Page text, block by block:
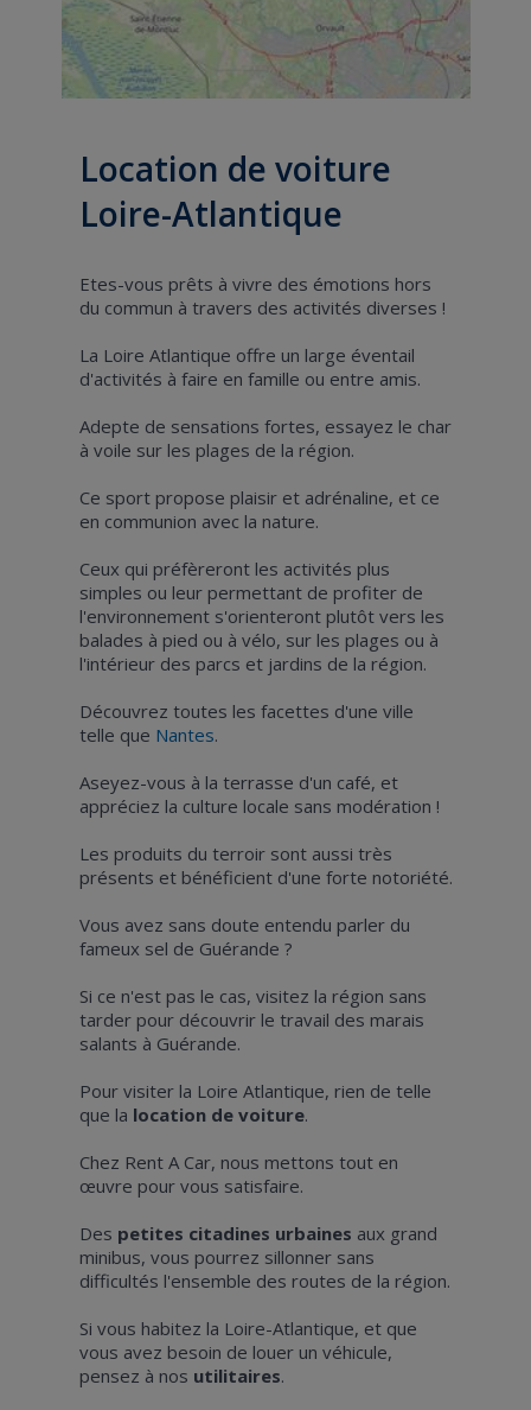
Location de voiture
Loire-Atlantique
Etes-vous prêts à vivre des émotions hors
du commun à travers des activités diverses !
La Loire Atlantique offre un large éventail
d'activités à faire en famille ou entre amis.
Adepte de sensations fortes, essayez le char
à voile sur les plages de la région.
Ce sport propose plaisir et adrénaline, et ce
en communion avec la nature.
Ceux qui préfèreront les activités plus
simples ou leur permettant de profiter de
l'environnement s'orienteront plutôt vers les
balades à pied ou à vélo, sur les plages ou à
l'intérieur des parcs et jardins de la région.
Découvrez toutes les facettes d'une ville
telle que Nantes.
Aseyez-vous à la terrasse d'un café, et
appréciez la culture locale sans modération !
Les produits du terroir sont aussi très
présents et bénéficient d'une forte notoriété.
Vous avez sans doute entendu parler du
fameux sel de Guérande ?
Si ce n'est pas le cas, visitez la région sans
tarder pour découvrir le travail des marais
salants à Guérande.
Pour visiter la Loire Atlantique, rien de telle
que la location de voiture.
Chez Rent A Car, nous mettons tout en
œuvre pour vous satisfaire.
Des petites citadines urbaines aux grand
minibus, vous pourrez sillonner sans
difficultés l'ensemble des routes de la région.
Si vous habitez la Loire-Atlantique, et que
vous avez besoin de louer un véhicule,
pensez à nos utilitaires.